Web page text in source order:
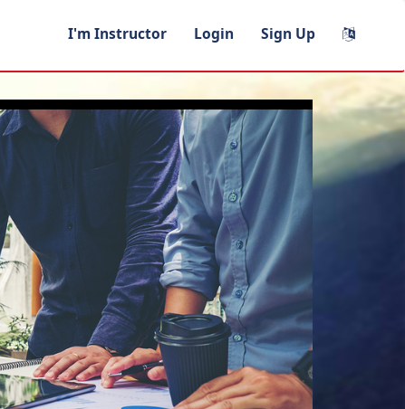
I'm Instructor Login Sign Up